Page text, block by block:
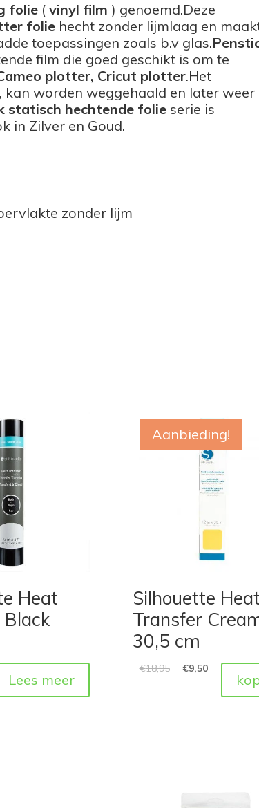
folie ( vinyl film ) genoemd.Deze
folie hecht zonder lijmlaag en
toepassingen zoals b.v glas.
film die goed geschikt is om te
plotter, Cricut plotter.Het
worden weggehaald en later weer
statisch hechtende folie serie is
in Zilver en Goud.
zonder lijm
Heat
Lees meer
Aanbieding!
Silhouette Heat
Transfer
30,5 cm
€18,95 €9,50